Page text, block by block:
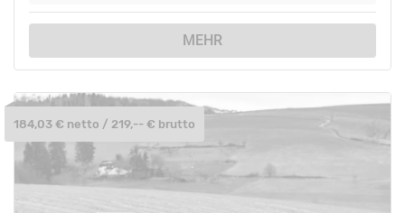
MEHR
184,03 € netto / 219,-- € brutto